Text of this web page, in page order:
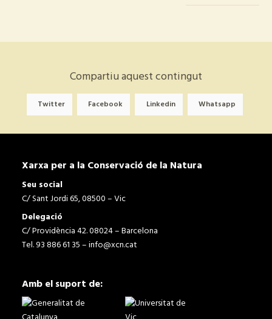
Compartiu aquest contingut
Twitter Facebook Linkedin Whatsapp
Xarxa per a la Conservació de la Natura
Seu social
C/ Sant Jordi 65, 08500 – Vic
Delegació
C/ Providència 42. 08024 – Barcelona
Tel. 93 886 61 35 –info@xcn.cat
Amb el suport de: